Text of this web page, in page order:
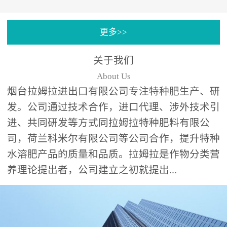
分中心”的科研开发系统，
更多>>
关于我们
About Us
烟台拉姆拉进出口有限公司专注特种肥生产、研
发。公司通过技术合作，进口代理、涉外技术引
进、共同研发等方式同拉姆拉特种肥料有限公
司，荷兰科米尔有限公司等公司合作，提升特种
水溶肥产品的质量和品质。拉姆拉是作物分类营
养理论提出者，公司建立之初就提出...